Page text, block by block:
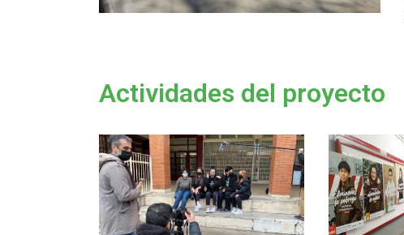
Actividades del proyecto